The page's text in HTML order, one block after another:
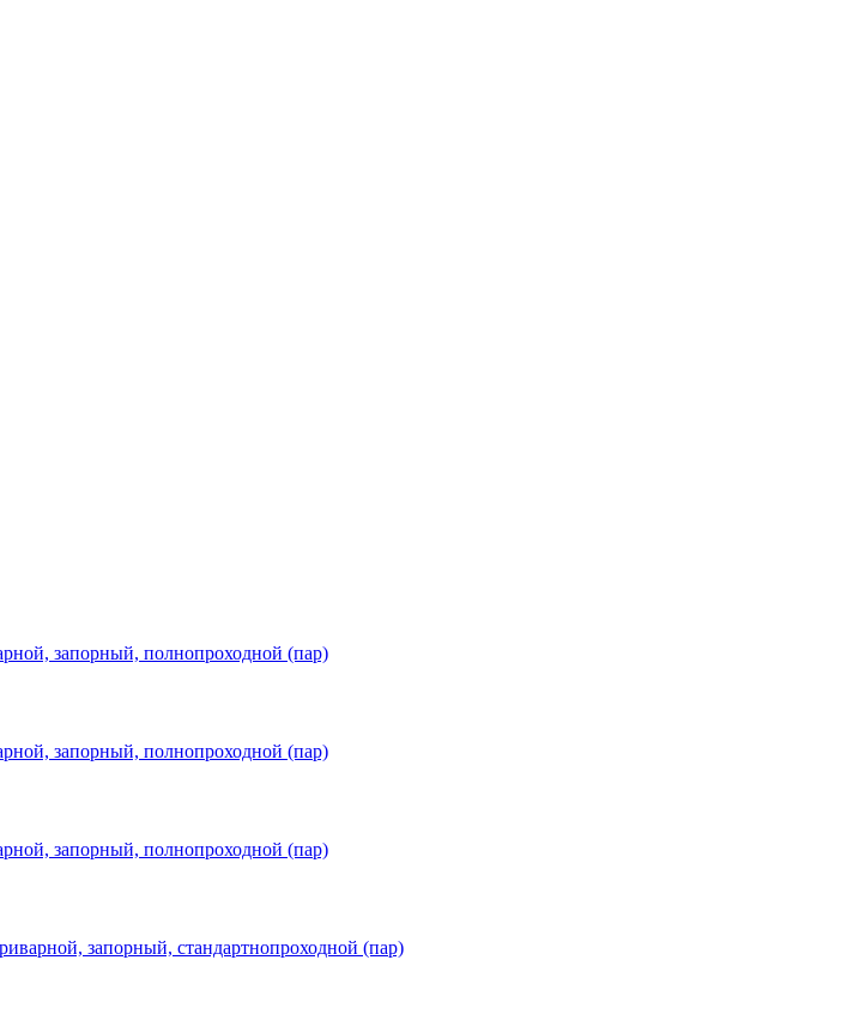
запорный, полнопроходной (пар)
запорный, полнопроходной (пар)
запорный, полнопроходной (пар)
запорный, стандартнопроходной (пар)